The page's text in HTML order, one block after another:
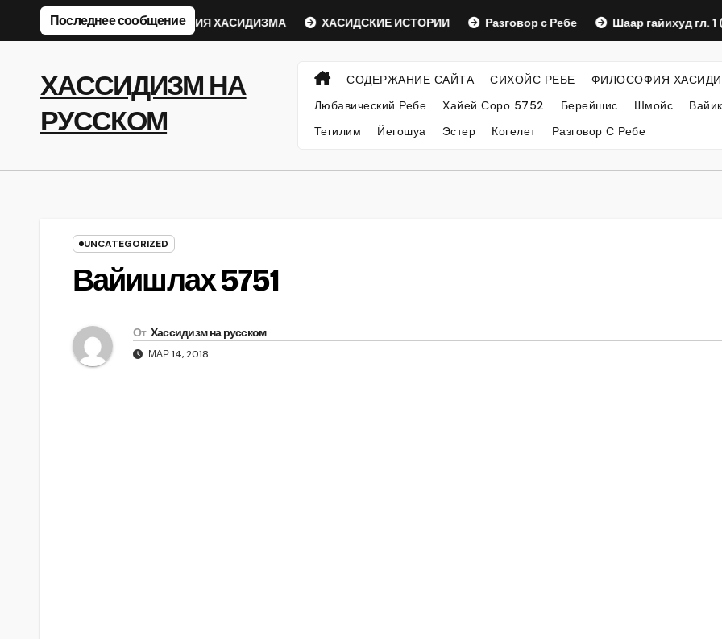
Перейти
Последнее сообщение
Ребе ФИЛОСОФИЯ ХАСИДИЗМА ХАСИДСКИЕ ИСТОРИИ Разговор с Ребе Шаар гайихуд гл. 1 (2)
ХАССИДИЗМ НА
РУССКОМ
СОДЕРЖАНИЕ САЙТА СИХОЙС РЕБЕ
ФИЛОСОФИЯ
Любавический Ребе
Хайей Соро 5752 Берейшис Шмойс
Тегилим
Йегошуа Эстер Когелет Разговор С Ребе
UNCATEGORIZED
Вайишлах 5751
От Хассидизм на русском
МАР 14, 2018